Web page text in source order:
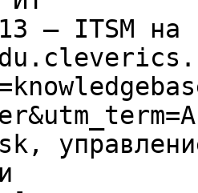
— ITSM на